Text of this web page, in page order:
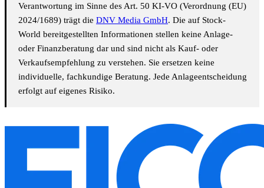
Verantwortung im Sinne des Art. 50 KI-VO (Verordnung (EU)
2024/1689) trägt die DNV Media GmbH. Die auf Stock-
World bereitgestellten Informationen stellen keine Anlage-
oder Finanzberatung dar und sind nicht als Kauf- oder
Verkaufsempfehlung zu verstehen. Sie ersetzen keine
individuelle, fachkundige Beratung. Jede Anlageentscheidung
erfolgt auf eigenes Risiko.